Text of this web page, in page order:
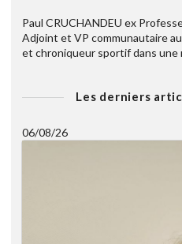
Paul CRUCHANDEU ex
Adjoint et VP communautaire
et chroniqueur sportif dans une
Les derniers
06/08/26